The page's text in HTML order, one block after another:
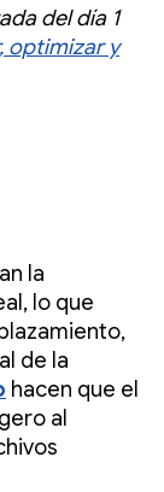
del día 1
optimizar y
la
lo que
de la
hacen que el
al